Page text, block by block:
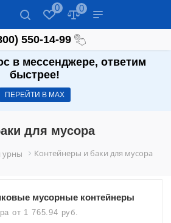
0 0
550-14-99
в мессенджере, ответим
быстрее!
ПЕРЕЙТИ В МАХ
для мусора
урны Контейнеры и баки для мусора
мусорные контейнеры
от 1 765.94 руб.